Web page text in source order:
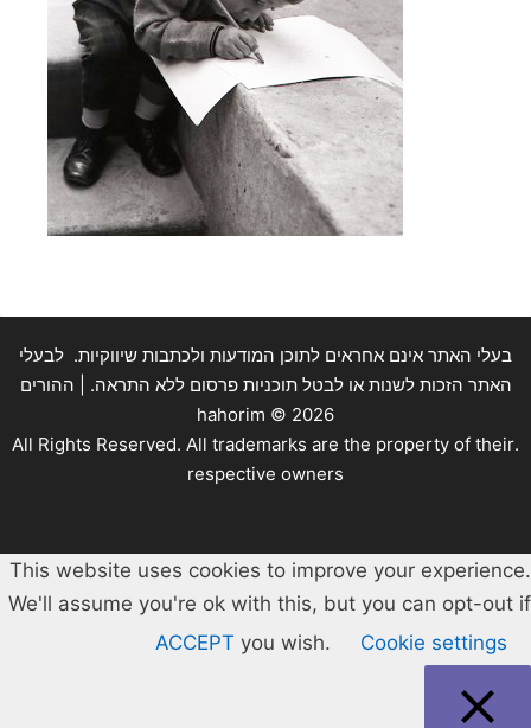
בעלי האתר אינם אחראים לתוכן המודעות ולכתבות שיווקיות. לבעלי
האתר הזכות לשנות או לבטל תוכניות פרסום ללא התראה. | ההורים
hahorim © 2026
.All Rights Reserved. All trademarks are the property of their
respective owners
This website uses cookies to improve your experience.
We'll assume you're ok with this, but you can opt-out if
you wish.
Cookie settings
ACCEPT